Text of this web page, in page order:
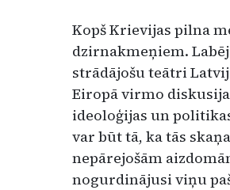
Kopš Krievijas pilna
dzirnakmeņiem.
strādājošu teātri
Eiropā virmo
ideoloģijas un
var būt tā, ka tās
nepārejošām
nogurdinājusi viņu